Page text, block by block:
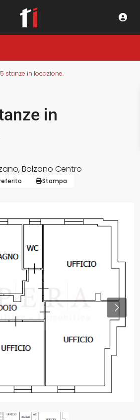
stanze in locazione.
in
,Bolzano Centro
Stampa